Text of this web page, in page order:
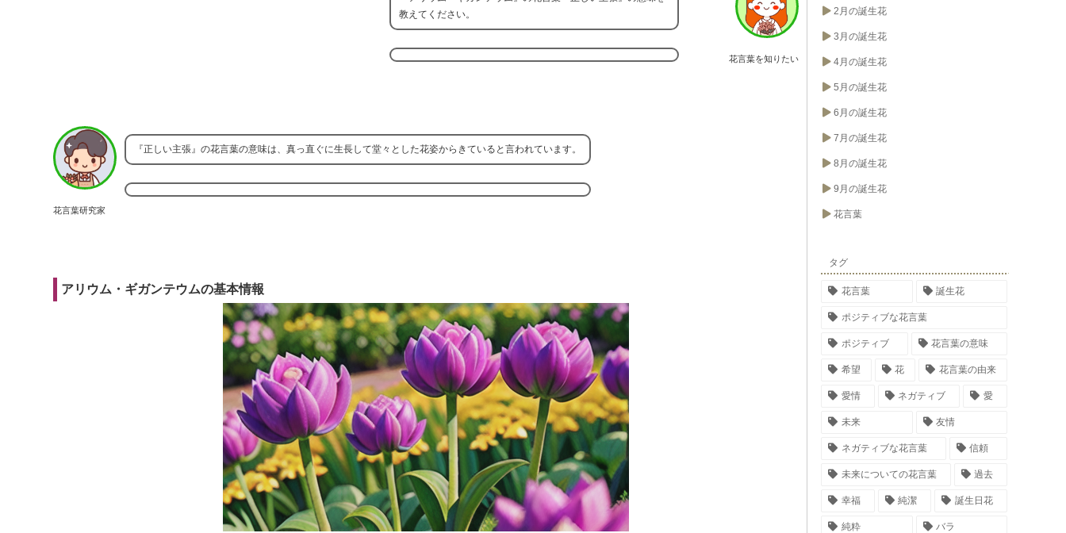
花言葉を知りたい
教えてください。
花言葉研究家
『正しい主張』の花言葉の意味は、真っ直ぐに生長して堂々とした花姿からきていると言われています。
アリウム・ギガンテウムの基本情報
2月の誕生花
3月の誕生花
4月の誕生花
5月の誕生花
6月の誕生花
7月の誕生花
8月の誕生花
9月の誕生花
花言葉
タグ
花言葉 誕生花
ポジティブな花言葉
ポジティブ 花言葉の意味
希望 花 花言葉の由来
愛情 ネガティブ 愛
未来 友情
ネガティブな花言葉 信頼
未来についての花言葉 過去
幸福 純潔 誕生日花
純粋 バラ